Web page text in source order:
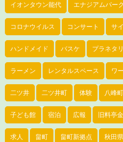
イオンタウン能代 エナジアムパーク
コロナウイルス コンサート サ
ハンドメイド バスケ プラネタ
ラーメン レンタルスペース ワ
二ツ井 二ツ井町 体験 八峰町
子ども館 宿泊 広報 旧料亭
求人 畠町 畠町新拠点 秋田県